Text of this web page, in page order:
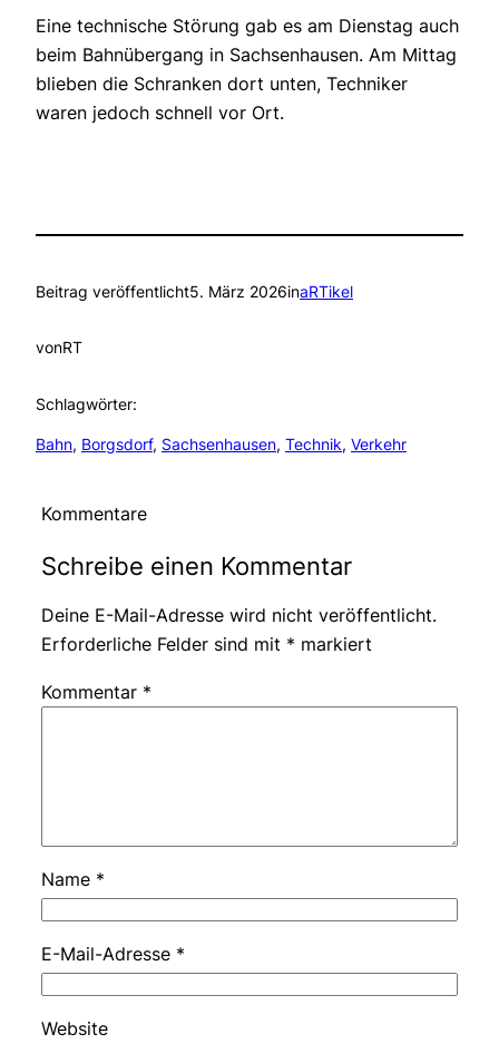
Eine technische Störung gab es am Dienstag auch
beim Bahnübergang in Sachsenhausen. Am Mittag
blieben die Schranken dort unten, Techniker
waren jedoch schnell vor Ort.
Beitrag veröffentlicht5. März 2026inaRTikel
vonRT
Schlagwörter:
Bahn, Borgsdorf, Sachsenhausen, Technik, Verkehr
Kommentare
Schreibe einen Kommentar
Deine E-Mail-Adresse wird nicht veröffentlicht.
Erforderliche Felder sind mit * markiert
Kommentar *
Name *
E-Mail-Adresse *
Website